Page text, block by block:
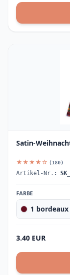
Satin-
★★★★☆ (180)
Artikel-Nr.:
FARBE
1 bordeaux
3.40 EUR